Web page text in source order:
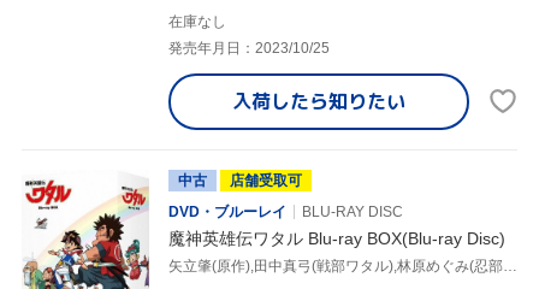
在庫なし
発売年月日：2023/10/25
入荷したら知りたい
中古
店舗受取可
DVD・ブルーレイ
BLU-RAY DISC
魔神英雄伝ワタル Blu-ray BOX(Blu-ray Disc)
矢立肇(原作),田中真弓(戦部ワタル),林原めぐみ(忍部ヒミコ),西村知道(剣部シバクラ),芦田豊雄(キャラクターデザイン),兼崎順一(音楽),門倉聡(音楽)